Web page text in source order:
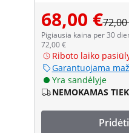
68,00 €72,00
Pigiausia kaina per 30
72,00 €
Riboto laiko
Garantuojama
Yra sandėlyje
NEMOKAMAS